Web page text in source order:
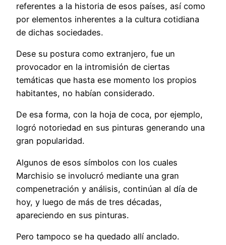
referentes a la historia de esos países, así como
por elementos inherentes a la cultura cotidiana
de dichas sociedades.
Dese su postura como extranjero, fue un
provocador en la intromisión de ciertas
temáticas que hasta ese momento los propios
habitantes, no habían considerado.
De esa forma, con la hoja de coca, por ejemplo,
logró notoriedad en sus pinturas generando una
gran popularidad.
Algunos de esos símbolos con los cuales
Marchisio se involucró mediante una gran
compenetración y análisis, continúan al día de
hoy, y luego de más de tres décadas,
apareciendo en sus pinturas.
Pero tampoco se ha quedado allí anclado.